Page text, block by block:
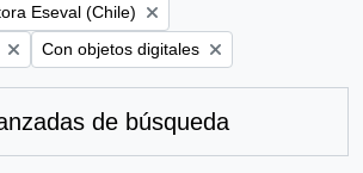
Eseval (Chile)
Remove filter:
Con objetos digitales
de búsqueda